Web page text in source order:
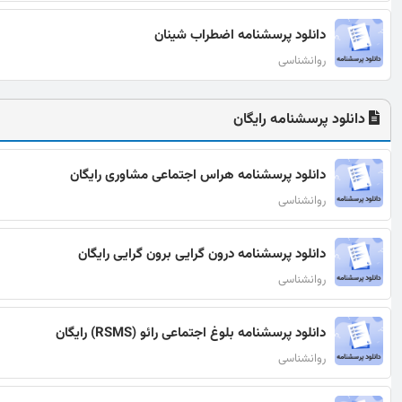
دانلود پرسشنامه اضطراب شینان
روانشناسی
دانلود پرسشنامه رایگان
دانلود پرسشنامه هراس اجتماعی مشاوری رایگان
روانشناسی
دانلود پرسشنامه درون گرایی برون گرایی رایگان
روانشناسی
دانلود پرسشنامه بلوغ اجتماعی رائو (RSMS) رایگان
روانشناسی